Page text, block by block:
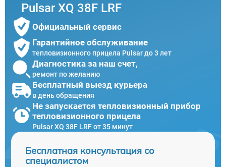
Pulsar XQ 38F LRF
Официальный сервис
Гарантийное обслуживание
тепловизионного прицела Pulsar до 3 лет
Диагностика за наш счет,
ремонт по желанию
Бесплатный выезд курьера
в день обращения
Не запускается тепловизионный прибор
тепловизионного прицела
Pulsar XQ 38F LRF от 35 минут
Бесплатная консультация со
специалистом